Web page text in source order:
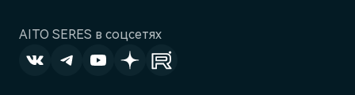
AITO SERES в соцсетях